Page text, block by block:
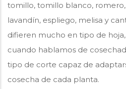
tomillo, tomillo blanco, romero,
lavandín, espliego, melisa y
difieren mucho en tipo de
cuando hablamos de
tipo de corte capaz de
cosecha de cada planta.